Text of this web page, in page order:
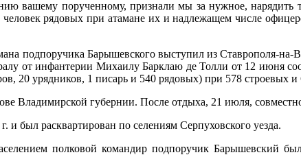
вашему порученному, признали мы за нужное, нарядить
рядовых при атамане их и надлежащем числе
подпоручика Барышевского выступил из Ставрополя-
от инфантерии Михаилу Барклаю де Толли от 12 июня
20 урядников, 1 писарь и 540 рядовых) при 578 строевых
Владимирской губернии. После отдыха, 21 июля,
был расквартирован по селениям Серпуховского уезда.
полковой командир подпоручик Барышевский